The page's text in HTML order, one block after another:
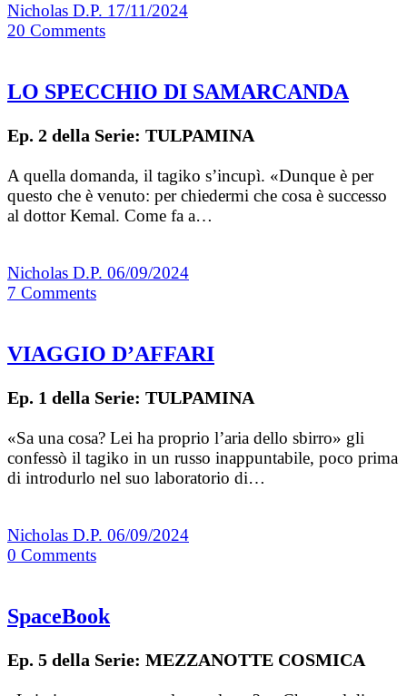
Nicholas D.P. 17/11/2024
20 Comments
LO SPECCHIO DI SAMARCANDA
Ep. 2 della Serie: TULPAMINA
A quella domanda, il tagiko s’incupì. «Dunque è per
questo che è venuto: per chiedermi che cosa è successo
al dottor Kemal. Come fa a…
Nicholas D.P. 06/09/2024
7 Comments
VIAGGIO D’AFFARI
Ep. 1 della Serie: TULPAMINA
«Sa una cosa? Lei ha proprio l’aria dello sbirro» gli
confessò il tagiko in un russo inappuntabile, poco prima
di introdurlo nel suo laboratorio di…
Nicholas D.P. 06/09/2024
0 Comments
SpaceBook
Ep. 5 della Serie: MEZZANOTTE COSMICA